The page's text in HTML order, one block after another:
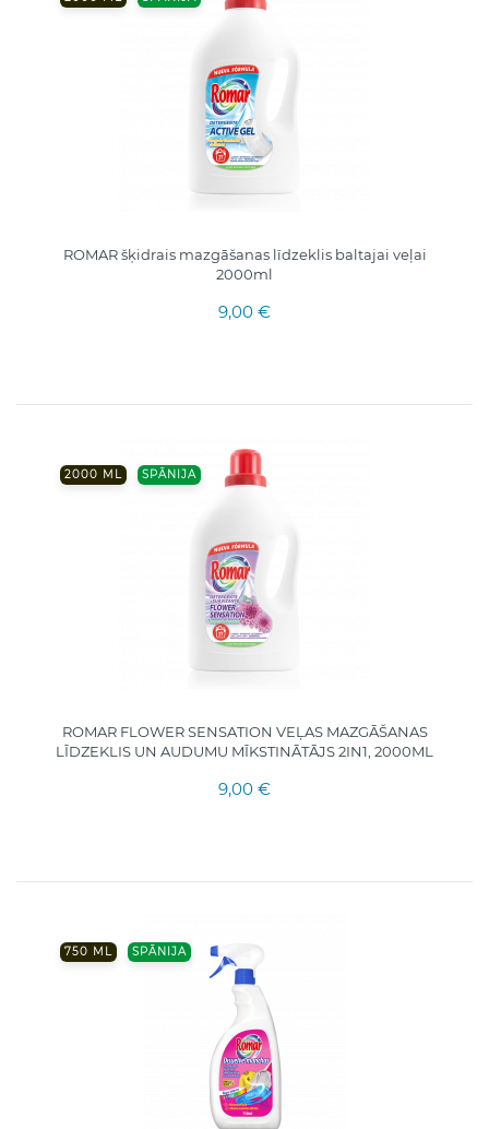
ROMAR šķidrais mazgāšanas līdzeklis baltajai veļai
2000ml
9,00 €
2000 ML SPĀNIJA
ROMAR FLOWER SENSATION VEĻAS MAZGĀŠANAS
LĪDZEKLIS UN AUDUMU MĪKSTINĀTĀJS 2IN1, 2000ML
9,00 €
750 ML SPĀNIJA